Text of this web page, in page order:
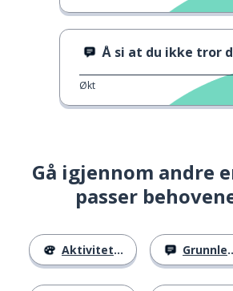
Å si at du ikke tror
Økt
Gå igjennom andre
passer
Aktiviteter Grunnleggende